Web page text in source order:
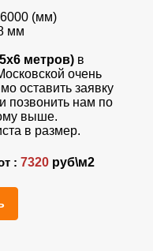
(мм)
мм
метров)в
очень
оставить заявку
позвонить нам по
выше.
в размер.
: 7320руб\м2